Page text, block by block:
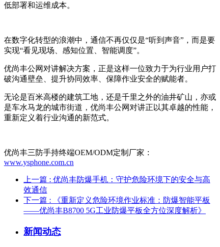
低部署和运维成本。
在数字化转型的浪潮中，通信不再仅仅是“听到声音”，而是要
实现“看见现场、感知位置、智能调度”。
优尚丰公网对讲解决方案，正是这样一位致力于为行业用户打
破沟通壁垒、提升协同效率、保障作业安全的赋能者。
无论是百米高楼的建筑工地，还是千里之外的油井矿山，亦或
是车水马龙的城市街道，优尚丰公网对讲正以其卓越的性能，
重新定义着行业沟通的新范式。
优尚丰三防手持终端OEM/ODM定制厂家：
www.ysphone.com.cn
上一篇 : 优尚丰防爆手机：守护危险环境下的安全与高
效通信
下一篇 : 《重新定义危险环境作业标准：防爆智能平板
——优尚丰B8700 5G工业防爆平板全方位深度解析》
新闻动态